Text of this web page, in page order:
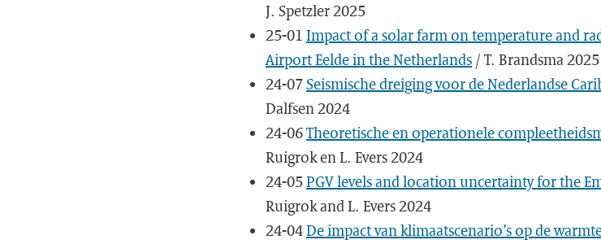
J. Spetzler 2025
25-01 Impact of a solar farm on temperature and
Airport Eelde in the Netherlands / T. Brandsma 2025
24-07Seismische dreiging voor de Nederlandse
Dalfsen 2024
24-06Theoretische en operationele
Ruigrok en L. Evers 2024
24-05PGV levels and location uncertainty for the
Ruigrok and L. Evers 2024
24-04De impact van klimaatscenario’s op de